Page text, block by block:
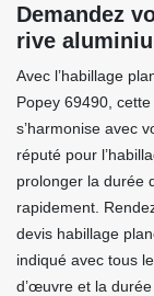
Demandez
rive
Avec l’habillage
Popey 69490,
s’harmonise avec
réputé pour
prolonger la durée
rapidement.
devis habillage
indiqué avec tous
d’œuvre et la durée